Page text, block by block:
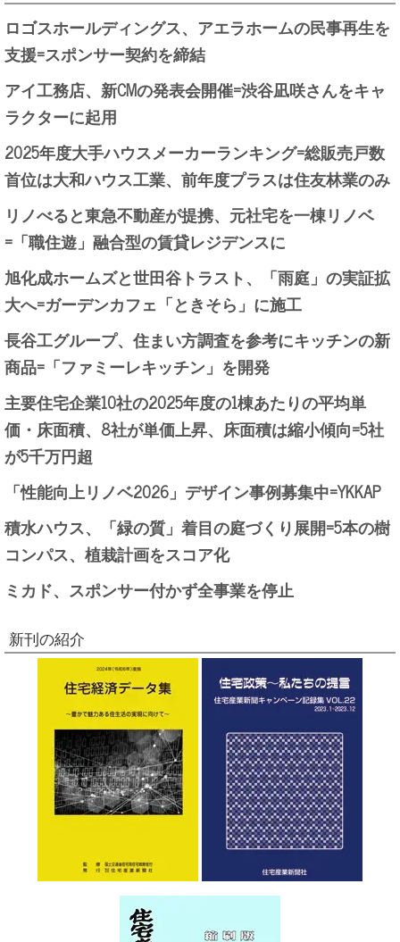
ロゴスホールディングス、アエラホームの民事再生を
支援=スポンサー契約を締結
アイ工務店、新CMの発表会開催=渋谷凪咲さんをキャ
ラクターに起用
2025年度大手ハウスメーカーランキング=総販売戸数
首位は大和ハウス工業、前年度プラスは住友林業のみ
リノべると東急不動産が提携、元社宅を一棟リノベ
=「職住遊」融合型の賃貸レジデンスに
旭化成ホームズと世田谷トラスト、「雨庭」の実証拡
大へ=ガーデンカフェ「ときそら」に施工
長谷工グループ、住まい方調査を参考にキッチンの新
商品=「ファミーレキッチン」を開発
主要住宅企業10社の2025年度の1棟あたりの平均単
価・床面積、8社が単価上昇、床面積は縮小傾向=5社
が5千万円超
「性能向上リノベ2026」デザイン事例募集中=YKKAP
積水ハウス、「緑の質」着目の庭づくり展開=5本の樹
コンパス、植栽計画をスコア化
ミカド、スポンサー付かず全事業を停止
新刊の紹介